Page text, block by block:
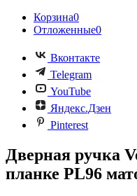
Корзина0
Отложенные0
Вконтакте
Telegram
YouTube
Яндекс.Дзен
Pinterest
Дверная ручка
планке PL96